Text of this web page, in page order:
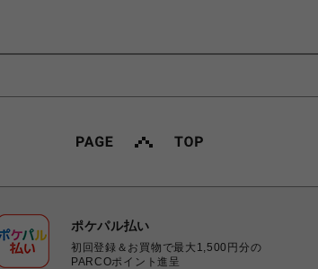
ポケパル払い
初回登録＆お買物で最大1,500円分の
PARCOポイント進呈